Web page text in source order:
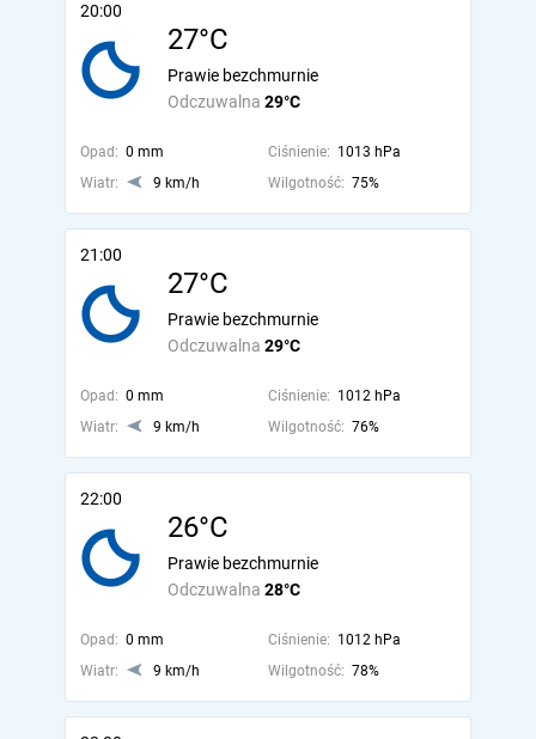
20:00
27°C
Odczuwalna 29°C
Prawie bezchmurnie
Opad: 0 mm Ciśnienie: 1013 hPa
Wiatr:
9 km/h Wilgotność: 75%
21:00
27°C
Odczuwalna 29°C
Prawie bezchmurnie
Opad: 0 mm Ciśnienie: 1012 hPa
Wiatr:
9 km/h Wilgotność: 76%
22:00
26°C
Odczuwalna 28°C
Prawie bezchmurnie
Opad: 0 mm Ciśnienie: 1012 hPa
Wiatr:
9 km/h Wilgotność: 78%